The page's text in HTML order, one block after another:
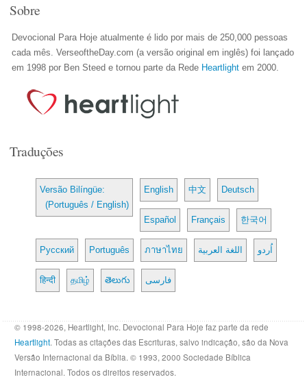
Sobre
Devocional Para Hoje atualmente é lido por mais de 250,000 pessoas
cada mês. VerseoftheDay.com (a versão original em inglês) foi lançado
em 1998 por Ben Steed e tornou parte da Rede Heartlight em 2000.
Traduções
Versão Bilíngüe:
(Português / English)
English 中文 Deutsch
Español Français 한국어
Русский Português ภาษาไทย اللغة العربية اُردو
हिन्दी தமிழ் తెలుగు فارسی
© 1998-2026, Heartlight, Inc. Devocional Para Hoje faz parte da rede
Heartlight. Todas as citações das Escrituras, salvo indicação, são da Nova
Versão Internacional da Bíblia. © 1993, 2000 Sociedade Bíblica
Internacional. Todos os direitos reservados.